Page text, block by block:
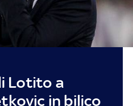
Lotito a
in bilico